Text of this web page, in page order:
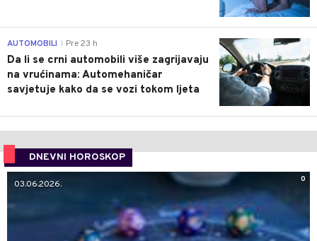
AUTOMOBILI Pre 23 h
Da li se crni automobili više zagrijavaju
na vrućinama: Automehaničar
savjetuje kako da se vozi tokom ljeta
DNEVNI HOROSKOP
0
03.06.2026.